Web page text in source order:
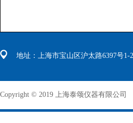
地址：上海市宝山区沪太路6397号1-
Copyright © 2019 上海泰颂仪器有限公